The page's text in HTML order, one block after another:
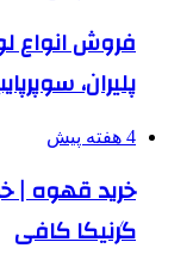
پلیران،
4 هفته پیش
خرید قهوه |
گرنیکا کافی